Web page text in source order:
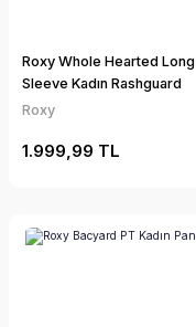
Roxy Whole Hearted Long
Sleeve Kadın Rashguard
Roxy
1.999,99 TL